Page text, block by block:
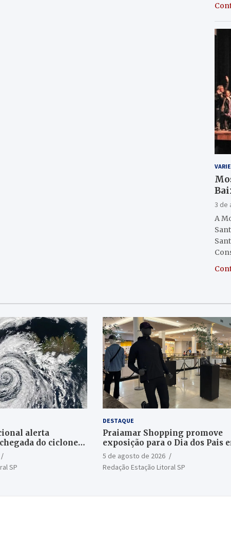
no
3 de
A
alerta
do ciclone
SP
DESTAQUE
Praiamar Shopping promove
exposição para o Dia dos Pais
Santos
5 de agosto de 2026
Redação Estação Litoral SP